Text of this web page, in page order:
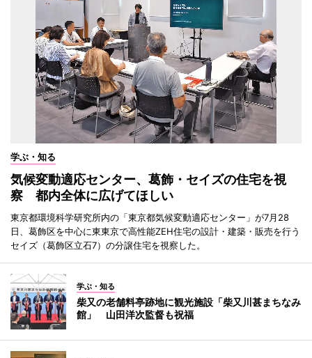
学ぶ・知る
気候変動適応センター、葛飾・セイズの住宅を視
察 都内全体に広げてほしい
東京都環境科学研究所内の「東京都気候変動適応センター」が7月28
日、葛飾区を中心に東東京で高性能ZEH住宅の設計・建築・販売を行う
セイズ（葛飾区立石7）の分譲住宅を視察した。
学ぶ・知る
柴又の老舗料亭跡地に観光施設「柴又川甚まちなみ
館」 山田洋次監督も祝福